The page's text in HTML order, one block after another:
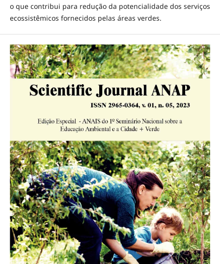
o que contribui para redução da potencialidade dos serviços
ecossistêmicos fornecidos pelas áreas verdes.